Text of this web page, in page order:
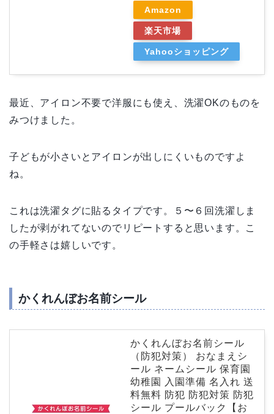
Amazon
楽天市場
Yahooショッピング
最近、アイロン不要で洋服にも使え、洗濯OKのものを
みつけました。
子どもが小さいとアイロンが出しにくいものですよ
ね。
これは洗濯タグに貼るタイプです。５〜６回洗濯しま
したが剥がれてないのでリピートすると思います。こ
の手軽さは嬉しいです。
かくれんぼお名前シール
かくれんぼお名前シール
（防犯対策） おなまえシ
ール ネームシール 保育園
幼稚園 入園準備 名入れ 送
料無料 防犯 防犯対策 防犯
シール プールバック【お